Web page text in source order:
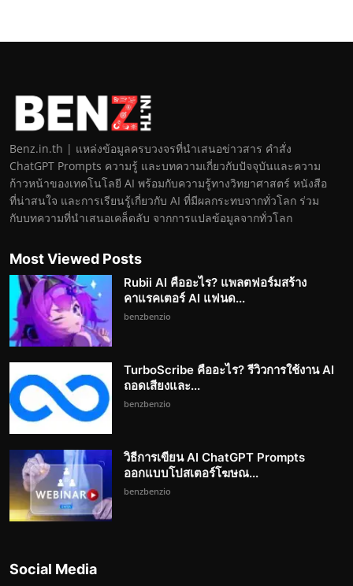
Benz.in.th | แหล่งข้อมูลครบวงจรที่นำเสนอข่าวสาร คำสั่ง
ChatGPT Prompts ความรู้ และบทความเกี่ยวกับปัจจุบันและความ
ก้าวหน้าของเทคโนโลยี AI พร้อมกับความรู้ทางวิทยาศาสตร์ หนังสือ
ที่น่าสนใจ และการเรียนรู้เกี่ยวกับ AI ที่มีผลกระทบจากทั่วโลก ร่วม
กับบทความที่นำเสนอเคล็ดลับ จากการแปลข้อมูลจากทั่วโลก
Most Viewed Posts
Rubii AI คืออะไร? แพลตฟอร์มสร้าง
คาแรคเตอร์ AI แฟนด...
benzbenzio
TurboScribe คืออะไร? รีวิวการใช้งาน AI
ถอดเสียงและ...
benzbenzio
วิธีการเขียน AI ChatGPT Prompts
ออกแบบโปสเตอร์โฆษณ...
benzbenzio
Social Media